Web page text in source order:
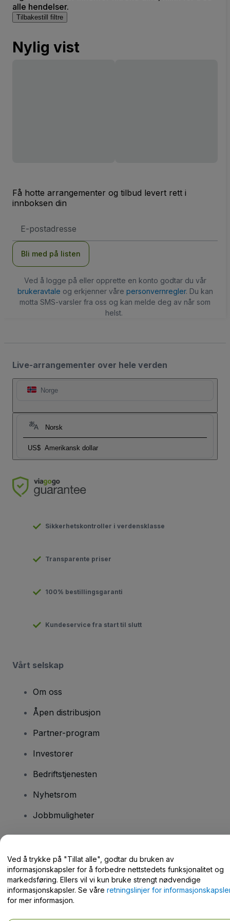
alle hendelser.
Tilbakestill filtre
Nylig vist
Få hotte arrangementer og tilbud levert rett i
innboksen din
postadresse
Bli med på listen
Ved å logge på eller opprette en konto godtar du vår
brukeravtale og erkjenner våre personvernregler. Du kan
motta SMS-varsler fra oss og kan melde deg av når som
helst.
Live-arrangementer over hele verden
Norge
Norsk
US$ Amerikansk dollar
Sikkerhetskontroller i verdensklasse
Transparente priser
100% bestillingsgaranti
Kundeservice fra start til slutt
Vårt selskap
Om oss
Åpen distribusjon
Partner-program
Investorer
Bedriftstjenesten
Nyhetsrom
Jobbmuligheter
Hjelpesenter / kontakt oss
Ved å trykke på "Tillat alle", godtar du bruken av
informasjonskapsler for å forbedre nettstedets funksjonalitet og
markedsføring. Ellers vil vi kun bruke strengt nødvendige
informasjonskapsler. Se våre retningslinjer for
for mer informasjon.